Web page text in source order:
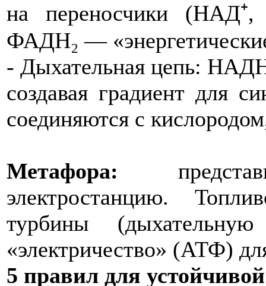
на переносчики
ФАДН₂ —
- Дыхательная цепь:
создавая градиент для
соединяются с
Метафора:
электростанцию.
турбины
«электричество» (АТФ)
5 правил для